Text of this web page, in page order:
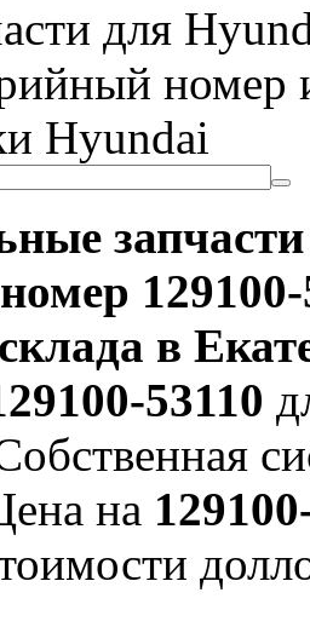
для
номер
Hyundai
в
53110
на